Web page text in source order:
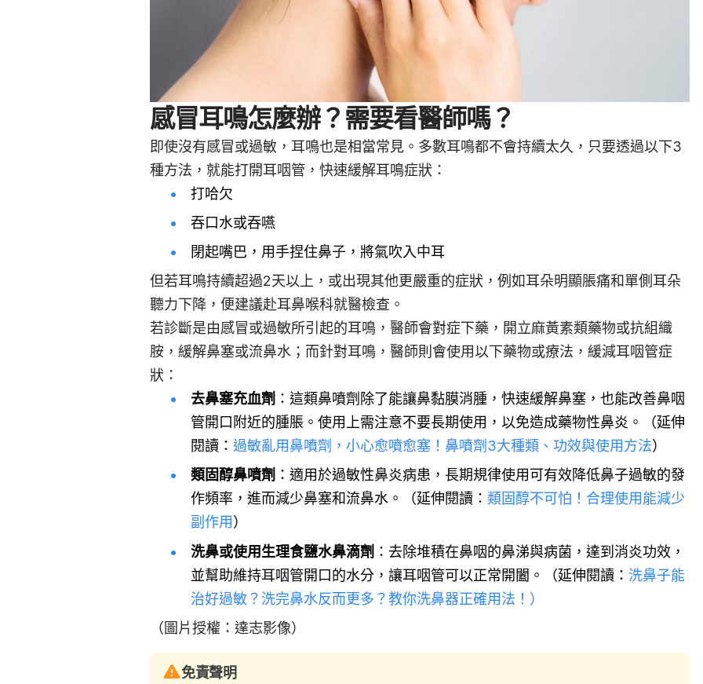
感冒耳鳴怎麼辦？需要看醫師嗎？
即使沒有感冒或過敏，耳鳴也是相當常見。多數耳鳴都不會持續太久，只要透過以下3
種方法，就能打開耳咽管，快速緩解耳鳴症狀：
打哈欠
吞口水或吞嚥
閉起嘴巴，用手捏住鼻子，將氣吹入中耳
但若耳鳴持續超過2天以上，或出現其他更嚴重的症狀，例如耳朵明顯脹痛和單側耳朵
聽力下降，便建議赴耳鼻喉科就醫檢查。
若診斷是由感冒或過敏所引起的耳鳴，醫師會對症下藥，開立麻黃素類藥物或抗組織
胺，緩解鼻塞或流鼻水；而針對耳鳴，醫師則會使用以下藥物或療法，緩減耳咽管症
狀：
去鼻塞充血劑 ：這類鼻噴劑除了能讓鼻黏膜消腫，快速緩解鼻塞，也能改善鼻咽
管開口附近的腫脹。使用上需注意不要長期使用，以免造成藥物性鼻炎。（延伸
閱讀： 過敏亂用鼻噴劑，小心愈噴愈塞！鼻噴劑3大種類、功效與使用方法）
類固醇鼻噴劑 ：適用於過敏性鼻炎病患，長期規律使用可有效降低鼻子過敏的發
作頻率，進而減少鼻塞和流鼻水。（延伸閱讀： 類固醇不可怕！合理使用能減少
副作用）
洗鼻或使用生理食鹽水鼻滴劑 ：去除堆積在鼻咽的鼻涕與病菌，達到消炎功效，
並幫助維持耳咽管開口的水分，讓耳咽管可以正常開闔。（延伸閱讀： 洗鼻子能
治好過敏？洗完鼻水反而更多？教你洗鼻器正確用法！）
（圖片授權：達志影像）
免責聲明